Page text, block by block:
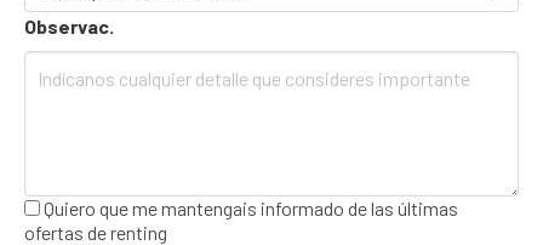
Observac.
Quiero que me mantengais informado de las últimas
ofertas de renting